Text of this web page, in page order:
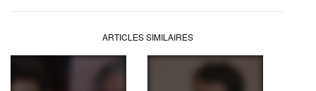
ARTICLES SIMILAIRES